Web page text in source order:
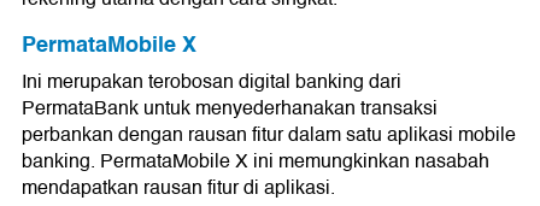
PermataMobile X
Ini merupakan terobosan digital banking dari
PermataBank untuk menyederhanakan transaksi
perbankan dengan rausan fitur dalam satu aplikasi mobile
banking. PermataMobile X ini memungkinkan nasabah
mendapatkan rausan fitur di aplikasi.